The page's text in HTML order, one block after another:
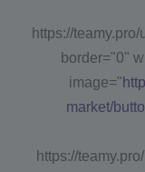
https://
border="0"
image="
market/
https://